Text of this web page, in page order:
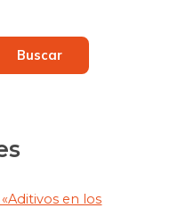
Buscar
en los